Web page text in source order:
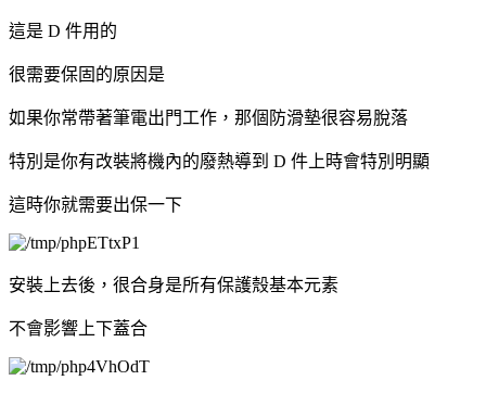
這是 D 件用的
很需要保固的原因是
如果你常帶著筆電出門工作，那個防滑墊很容易脫落
特別是你有改裝將機內的廢熱導到 D 件上時會特別明顯
這時你就需要出保一下
安裝上去後，很合身是所有保護殼基本元素
不會影響上下蓋合